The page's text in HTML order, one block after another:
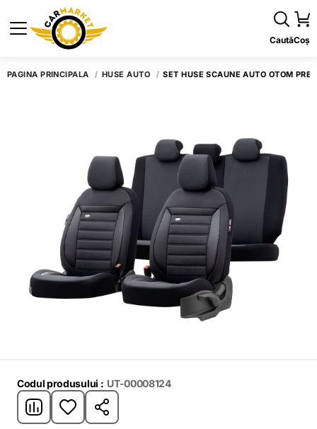
CautăCoș
PAGINA PRINCIPALĂ HUSE AUTO SET HUSE SCAUNE AUTO OTOM
Codul produsului : UT-00008124